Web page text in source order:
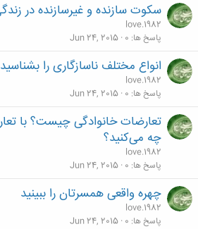
سکوت سازنده و غيرسازنده در
love.1982
پاسخ ها 0
Jun 24, 2015
انواع مختلف ناسازگاری را بشناسید
love.1982
پاسخ ها 0
Jun 24, 2015
تعارضات خانوادگی چیست؟ با
چه می‌کنید؟
love.1982
پاسخ ها 0
Jun 24, 2015
چهره واقعی همسرتان را ببینید
love.1982
پاسخ ها 0
Jun 24, 2015